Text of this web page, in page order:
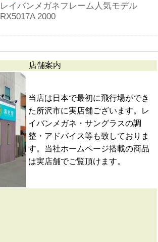
レイバンメガネフレーム人気モデル
RX5017A 2000
店舗案内
当店は日本で最初に飛行場ができ
た所沢市に実店舗ございます。レ
イバンメガネ・サングラスの調
整・アドバイス等も致しておりま
す。当社ホームページ搭載の商品
は実店舗でご覧頂けます。